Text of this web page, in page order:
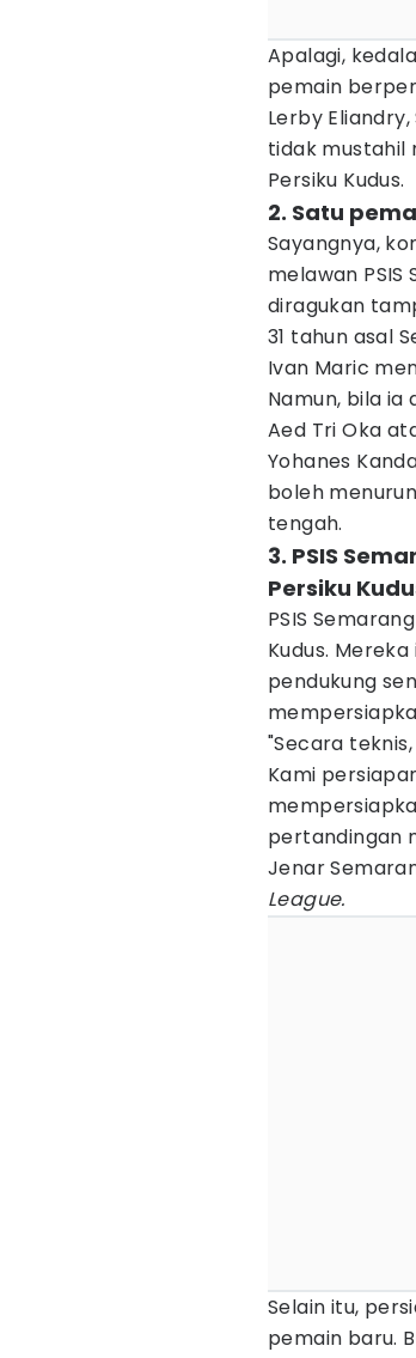
Apalagi,
pemain
Lerby
tidak mustahil
Persiku Kudus.
2. Satu
Sayangnya,
melawan
diragukan
31 tahun asal
Ivan Maric
Namun, bila ia
Aed Tri Oka
Yohanes
boleh
tengah.
3. PSIS
Persiku
PSIS
Kudus.
pendukung
"Secara
Kami
pertandingan
Jenar
League.
Selain itu,
pemain baru.